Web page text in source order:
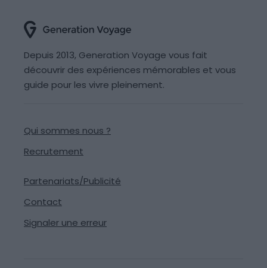
Depuis 2013, Generation Voyage vous fait
découvrir des expériences mémorables et vous
guide pour les vivre pleinement.
Qui sommes nous ?
Recrutement
Partenariats/Publicité
Contact
Signaler une erreur